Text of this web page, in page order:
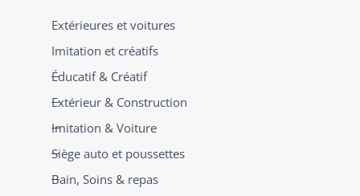
Extérieures et voitures
Imitation et créatifs
Éducatif & Créatif
Extérieur & Construction
Imitation & Voiture
Siège auto et poussettes
Bain, Soins & repas